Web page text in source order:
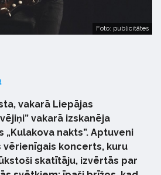
Foto: publicitātes
vakarā Liepājas
vakarā izskanēja
nakts”. Aptuveni
koncerts, kuru
skatītāju, izvērtās par